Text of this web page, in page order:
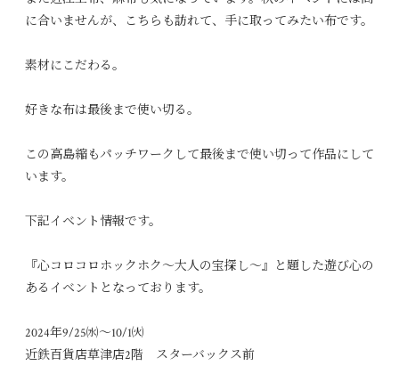
に合いませんが、こちらも訪れて、手に取ってみたい布です。
素材にこだわる。
好きな布は最後まで使い切る。
この高島縮もパッチワークして最後まで使い切って作品にして
います。
下記イベント情報です。
『心コロコロホックホク～大人の宝探し～』と題した遊び心の
あるイベントとなっております。
2024年9/25㈬～10/1㈫
近鉄百貨店草津店2階 スターバックス前